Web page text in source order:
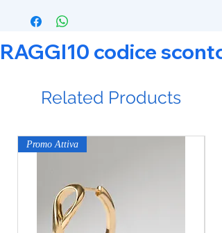
RAGGI10 codice
Related Products
Promo Attiva